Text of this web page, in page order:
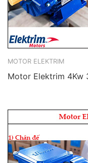
MOTOR ELEKTRIM
Motor Elektrim 4Kw